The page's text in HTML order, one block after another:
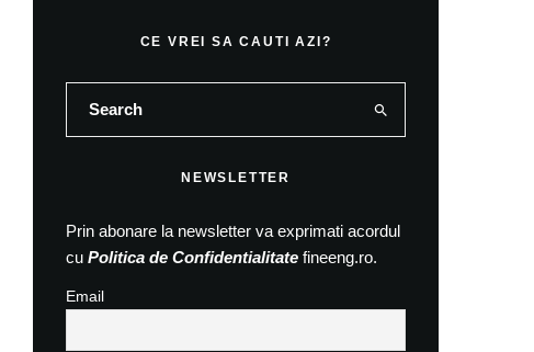
CE VREI SA CAUTI AZI?
NEWSLETTER
Prin abonare la newsletter va exprimati acordul
cu Politica de Confidentialitate fineeng.ro.
Email